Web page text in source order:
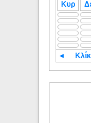
Κυρ
◄